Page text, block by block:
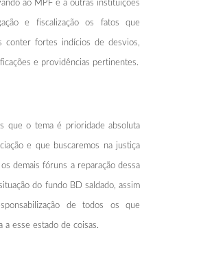
ao MPF e a outras instituições
e fiscalização os fatos que
conter fortes indícios de desvios,
e providências pertinentes.
que o tema é prioridade absoluta
e que buscaremos na justiça
demais fóruns a reparação dessa
do fundo BD saldado, assim
de todos os que
a esse estado de coisas.